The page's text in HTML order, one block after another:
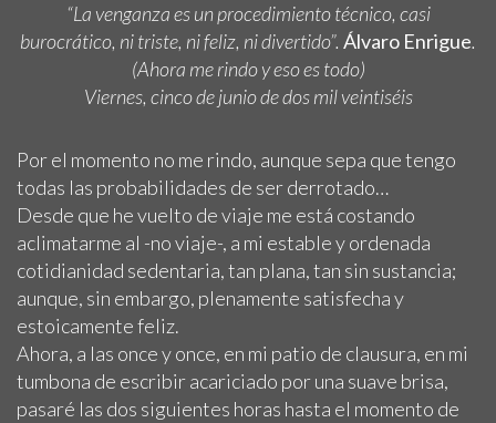
“La venganza es un procedimiento técnico, casi
burocrático, ni triste, ni feliz, ni divertido”. Álvaro Enrigue.
(Ahora me rindo y eso es todo)
Viernes, cinco de junio de dos mil veintiséis
Por el momento no me rindo, aunque sepa que tengo
todas las probabilidades de ser derrotado…
Desde que he vuelto de viaje me está costando
aclimatarme al -no viaje-, a mi estable y ordenada
cotidianidad sedentaria, tan plana, tan sin sustancia;
aunque, sin embargo, plenamente satisfecha y
estoicamente feliz.
Ahora, a las once y once, en mi patio de clausura, en mi
tumbona de escribir acariciado por una suave brisa,
pasaré las dos siguientes horas hasta el momento de